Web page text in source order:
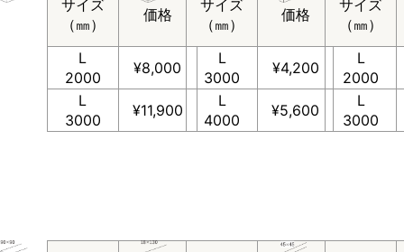
サイズ
（㎜）
価格
L
2000
¥8,000
L
3000
¥11,900
サイズ
（㎜）
価格
L
3000
¥4,200
L
4000
¥5,600
サイズ
（㎜）
L
2000
L
3000